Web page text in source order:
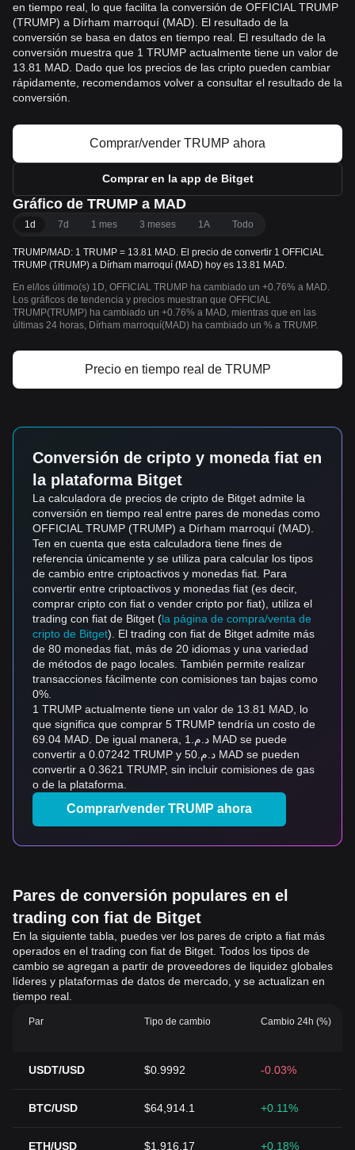
en tiempo real, lo que facilita la conversión de OFFICIAL TRUMP
(TRUMP) a Dírham marroquí (MAD). El resultado de la
conversión se basa en datos en tiempo real. El resultado de la
conversión muestra que 1 TRUMP actualmente tiene un valor de
13.81 MAD. Dado que los precios de las cripto pueden cambiar
rápidamente, recomendamos volver a consultar el resultado de la
conversión.
Comprar/vender TRUMP ahora
Comprar en la app de Bitget
Gráfico de TRUMP a MAD
1d 7d 1 mes 3 meses 1A Todo
TRUMP/MAD: 1 TRUMP = 13.81 MAD. El precio de convertir 1 OFFICIAL
TRUMP (TRUMP) a Dírham marroquí (MAD) hoy es 13.81 MAD.
En el/los último(s) 1D, OFFICIAL TRUMP ha cambiado un +0.76% a MAD.
Los gráficos de tendencia y precios muestran que OFFICIAL
TRUMP(TRUMP) ha cambiado un +0.76% a MAD, mientras que en las
últimas 24 horas, Dírham marroquí(MAD) ha cambiado un % a TRUMP.
Precio en tiempo real de TRUMP
Conversión de cripto y moneda fiat en
la plataforma Bitget
La calculadora de precios de cripto de Bitget admite la
conversión en tiempo real entre pares de monedas como
OFFICIAL TRUMP (TRUMP) a Dírham marroquí (MAD).
Ten en cuenta que esta calculadora tiene fines de
referencia únicamente y se utiliza para calcular los tipos
de cambio entre criptoactivos y monedas fiat. Para
convertir entre criptoactivos y monedas fiat (es decir,
comprar cripto con fiat o vender cripto por fiat), utiliza el
trading con fiat de Bitget (la página de compra/venta de
cripto de Bitget). El trading con fiat de Bitget admite más
de 80 monedas fiat, más de 20 idiomas y una variedad
de métodos de pago locales. También permite realizar
transacciones fácilmente con comisiones tan bajas como
0%.
1 TRUMP actualmente tiene un valor de 13.81 MAD, lo
que significa que comprar 5 TRUMP tendría un costo de
69.04 MAD. De igual manera, د.م.1 MAD se puede
convertir a 0.07242 TRUMP y د.م.50 MAD se pueden
convertir a 0.3621 TRUMP, sin incluir comisiones de gas
o de la plataforma.
Comprar/vender TRUMP ahora
Pares de conversión populares en el
trading con fiat de Bitget
En la siguiente tabla, puedes ver los pares de cripto a fiat más
operados en el trading con fiat de Bitget. Todos los tipos de
cambio se agregan a partir de proveedores de liquidez globales
líderes y plataformas de datos de mercado, y se actualizan en
tiempo real.
Par Tipo de cambio Cambio 24h (%)
USDT/USD $0.9992 -0.03%
BTC/USD $64,914.1 +0.11%
ETH/USD $1,916.17 +0.18%